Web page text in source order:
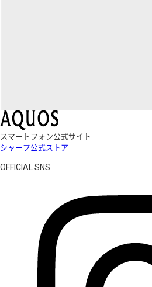
スマートフォン公式サイト
シャープ公式ストア
OFFICIAL SNS